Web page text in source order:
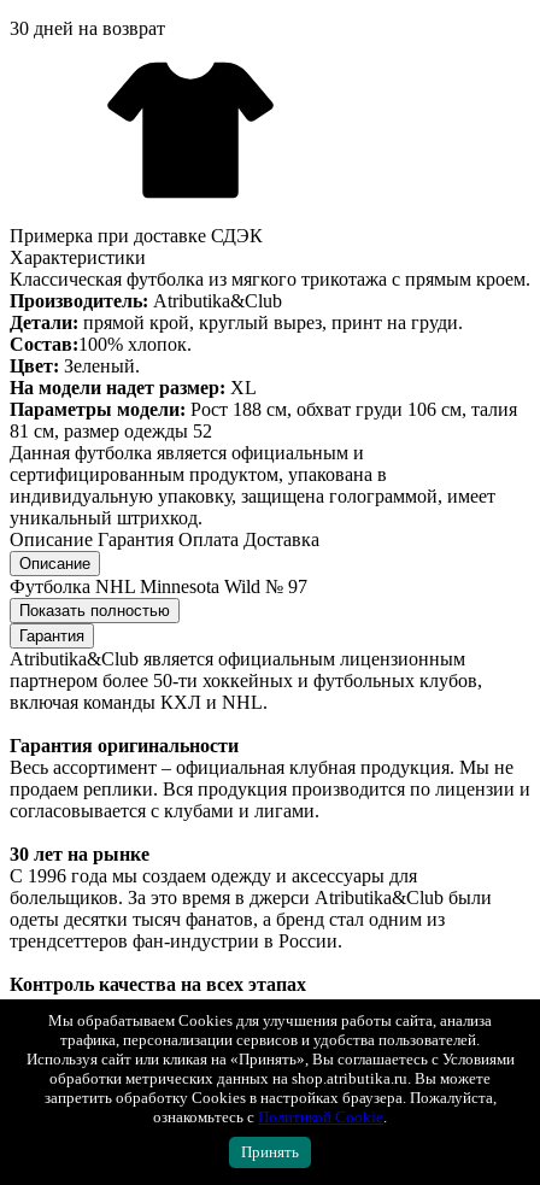
30 дней на возврат
Примерка при доставке СДЭК
Характеристики
Классическая футболка из мягкого трикотажа с прямым кроем.
Производитель: Atributika&Club
Детали: прямой крой, круглый вырез, принт на груди.
Состав:100% хлопок.
Цвет: Зеленый.
На модели надет размер: XL
Параметры модели: Рост 188 см, обхват груди 106 см, талия
81 см, размер одежды 52
Данная футболка является официальным и
сертифицированным продуктом, упакована в
индивидуальную упаковку, защищена голограммой, имеет
уникальный штрихкод.
Описание Гарантия Оплата Доставка
Описание
Футболка NHL Minnesota Wild № 97
Показать полностью
Гарантия
Atributika&Club является официальным лицензионным
партнером более 50-ти хоккейных и футбольных клубов,
включая команды КХЛ и NHL.
Гарантия оригинальности
Весь ассортимент – официальная клубная продукция. Мы не
продаем реплики. Вся продукция производится по лицензии и
согласовывается с клубами и лигами.
30 лет на рынке
С 1996 года мы создаем одежду и аксессуары для
болельщиков. За это время в джерси Atributika&Club были
одеты десятки тысяч фанатов, а бренд стал одним из
трендсеттеров фан-индустрии в России.
Контроль качества на всех этапах
Мы используем проверенные материалы и современные
технологии производства. Каждое изделие проходит контроль
качества перед поступлением в продажу.
Помощь при оформлении заказа
Мы всегда готовы проконсультировать по ассортименту,
помочь подобрать подходящий размер, ответить на любые
вопросы о нанесении, доставке и оплате. Вы можете связаться
Мы обрабатываем Cookies для улучшения работы сайта, анализа
трафика, персонализации сервисов и удобства пользователей.
Используя сайт или кликая на «Принять», Вы соглашаетесь с Условиями
обработки метрических данных на shop.atributika.ru. Вы можете
запретить обработку Cookies в настройках браузера. Пожалуйста,
ознакомьтесь с Политикой Cookie.
Принять